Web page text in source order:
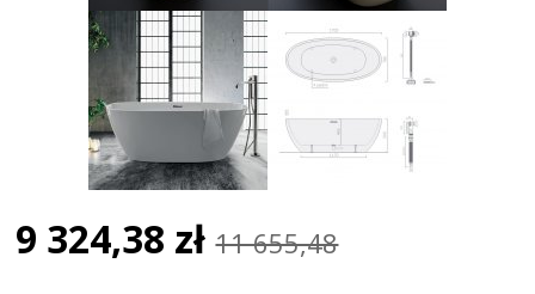
9 324,38 zł 11 655,48